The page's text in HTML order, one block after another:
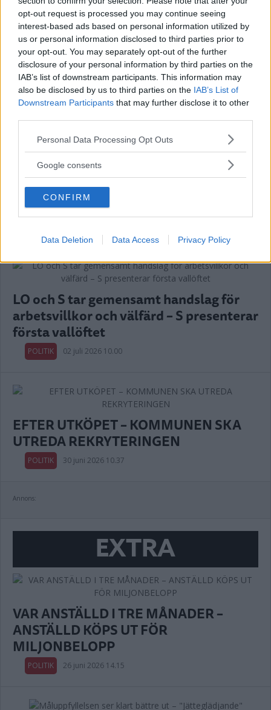
opt-out request is processed you may continue seeing
interest-based ads based on personal information utilized by
us or personal information disclosed to third parties prior to
your opt-out. You may separately opt-out of the further
disclosure of your personal information by third parties on the
IAB’s list of downstream participants. This information may
also be disclosed by us to third parties on the IAB’s List of
Downstream Participants that may further disclose it to other
Please note that this website/app uses one or more Google
not limited to your visit or usage behaviour. You may click to
use your data for below specified purposes in below Google
consent section.
Personal Data Processing Opt Outs
Google consents
CONFIRM
Data Deletion Data Access Privacy Policy
Länets moderater höll val-kickoff i
Överum
POLITIK 05 juli 2026 06.00
Var med och stängde avdelningen – nu
vill Centerpartiet bygga en helt ny klinik
POLITIK 04 juli 2026 08.00
LO och S tar gemensamt handslag för
arbetsvillkor och välfärd – S presenterar
första vallöftet
POLITIK 02 juli 2026 10.00
EFTER UTKÖPET – KOMMUNEN SKA
UTREDA REKRYTERINGEN
POLITIK 30 juni 2026 10.37
Annons:
EXTRA
VAR ANSTÄLLD I TRE MÅNADER –
ANSTÄLLD KÖPS UT FÖR
MILJONBELOPP
POLITIK 26 juni 2026 14.15